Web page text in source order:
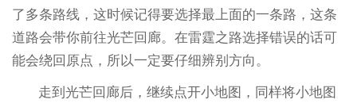
了多条路线，这时候记得要选择最上面的一条路，这条
道路会带你前往光芒回廊。在雷霆之路选择错误的话可
能会绕回原点，所以一定要仔细辨别方向。
走到光芒回廊后，继续点开小地图，同样将小地图